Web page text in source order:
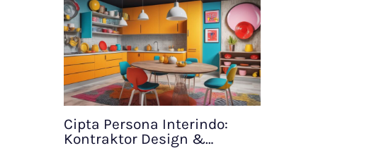
Cipta Persona Interindo:
Kontraktor Design &…